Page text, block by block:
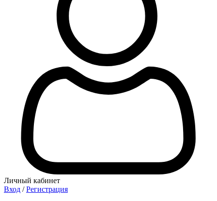
Личный кабинет
Вход / Регистрация